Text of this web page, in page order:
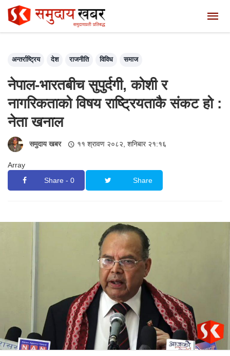
अन्तर्राष्ट्रिय देश राजनीति विविध समाज
नेपाल-भारतबीच सुपुर्दगी, कोशी र
नागरिकताको विषय राष्ट्रियताकै संकट हो :
नेता खनाल
समुदाय खबर ११ श्रावण २०८२, शनिबार २१:१६
Array
Share - 0
Share